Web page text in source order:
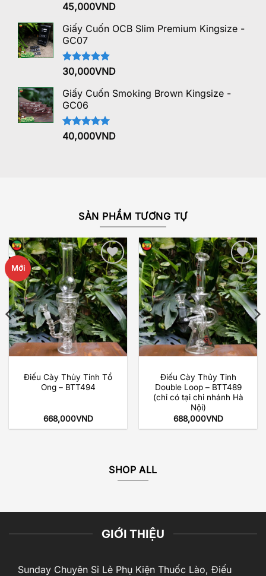
Được xếp
hạng
5 sao
45,000VND
Giấy Cuốn OCB Slim Premium Kingsize -
GC07
Được xếp
hạng
5 sao
30,000VND
Giấy Cuốn Smoking Brown Kingsize -
GC06
Được xếp
hạng
40,000VND
SẢN PHẨM TƯƠNG TỰ
Mới
Add to
wishlist
Điếu Cày Thủy Tinh Tổ
Ong – BTT494
668,000VND
Add to
wishlist
Điếu Cày Thủy Tinh
Double Loop – BTT489
(chỉ có tại chi nhánh Hà
Nội)
688,000VND
SHOP ALL
GIỚI THIỆU
Sunday Chuyên Sỉ Lẻ Phụ Kiện Thuốc Lào, Điếu